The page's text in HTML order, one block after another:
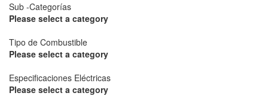
Sub -Categorías
Please select a category
Tipo de Combustible
Please select a category
Especificaciones Eléctricas
Please select a category